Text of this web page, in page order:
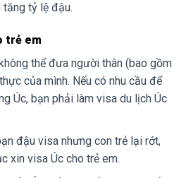
tỷ lệ đậu.
trẻ em
thể đưa người thân (bao gồm
của mình. Nếu có nhu cầu để
Úc, bạn phải làm visa du lịch Úc
đậu visa nhưng con trẻ lại rớt,
xin visa Úc cho trẻ em.